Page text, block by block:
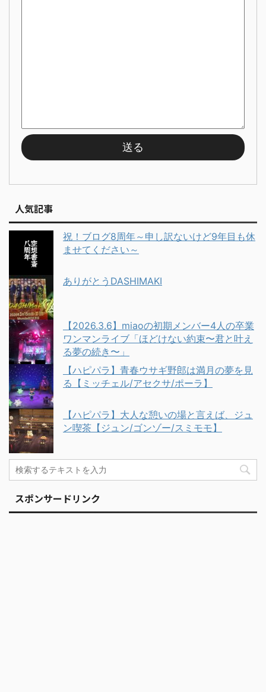
人気記事
祝！ブログ8周年～申し訳ないけど9年目も休
ませてください～
ありがとうDASHIMAKI
【2026.3.6】miaoの初期メンバー4人の卒業
ワンマンライブ「ほどけない約束〜君と叶え
る夢の続き〜」
【ハピパラ】青春ウサギ野郎は満月の夢を見
る【ミッチェル/アセクサ/ポーラ】
【ハピパラ】大人な憩いの場と言えば、ジュ
ン喫茶【ジュン/ゴンゾー/スミモモ】
スポンサードリンク